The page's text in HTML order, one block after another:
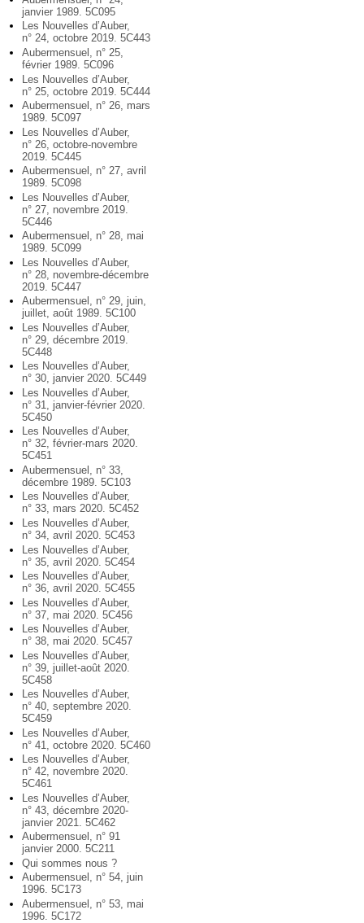
janvier 1989. 5C095
Les Nouvelles d’Auber,
n° 24, octobre 2019. 5C443
Aubermensuel, n° 25,
février 1989. 5C096
Les Nouvelles d’Auber,
n° 25, octobre 2019. 5C444
Aubermensuel, n° 26, mars
1989. 5C097
Les Nouvelles d’Auber,
n° 26, octobre-novembre
2019. 5C445
Aubermensuel, n° 27, avril
1989. 5C098
Les Nouvelles d’Auber,
n° 27, novembre 2019.
5C446
Aubermensuel, n° 28, mai
1989. 5C099
Les Nouvelles d’Auber,
n° 28, novembre-décembre
2019. 5C447
Aubermensuel, n° 29, juin,
juillet, août 1989. 5C100
Les Nouvelles d’Auber,
n° 29, décembre 2019.
5C448
Les Nouvelles d’Auber,
n° 30, janvier 2020. 5C449
Les Nouvelles d’Auber,
n° 31, janvier-février 2020.
5C450
Les Nouvelles d’Auber,
n° 32, février-mars 2020.
5C451
Aubermensuel, n° 33,
décembre 1989. 5C103
Les Nouvelles d’Auber,
n° 33, mars 2020. 5C452
Les Nouvelles d’Auber,
n° 34, avril 2020. 5C453
Les Nouvelles d’Auber,
n° 35, avril 2020. 5C454
Les Nouvelles d’Auber,
n° 36, avril 2020. 5C455
Les Nouvelles d’Auber,
n° 37, mai 2020. 5C456
Les Nouvelles d’Auber,
n° 38, mai 2020. 5C457
Les Nouvelles d’Auber,
n° 39, juillet-août 2020.
5C458
Les Nouvelles d’Auber,
n° 40, septembre 2020.
5C459
Les Nouvelles d’Auber,
n° 41, octobre 2020. 5C460
Les Nouvelles d’Auber,
n° 42, novembre 2020.
5C461
Les Nouvelles d’Auber,
n° 43, décembre 2020-
janvier 2021. 5C462
Aubermensuel, n° 91
janvier 2000. 5C211
Qui sommes nous ?
Aubermensuel, n° 54, juin
1996. 5C173
Aubermensuel, n° 53, mai
1996. 5C172